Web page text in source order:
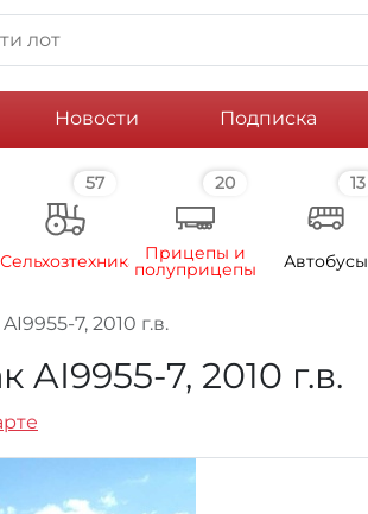
Новости Подписка
57
Сельхозтехника
20
Прицепы и
полуприцепы
13
Автобусы
7, 2010 г.в.
7, 2010 г.в.